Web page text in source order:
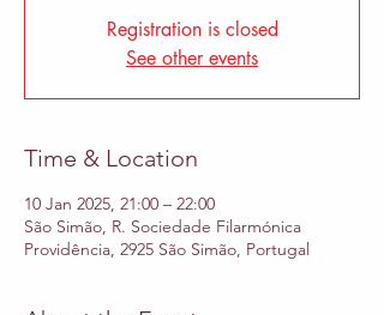
Registration is closed
See other events
Time & Location
10 Jan 2025, 21:00 – 22:00
São Simão, R. Sociedade Filarmónica
Providência, 2925 São Simão, Portugal